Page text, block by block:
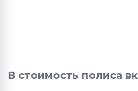
В стоимость полиса